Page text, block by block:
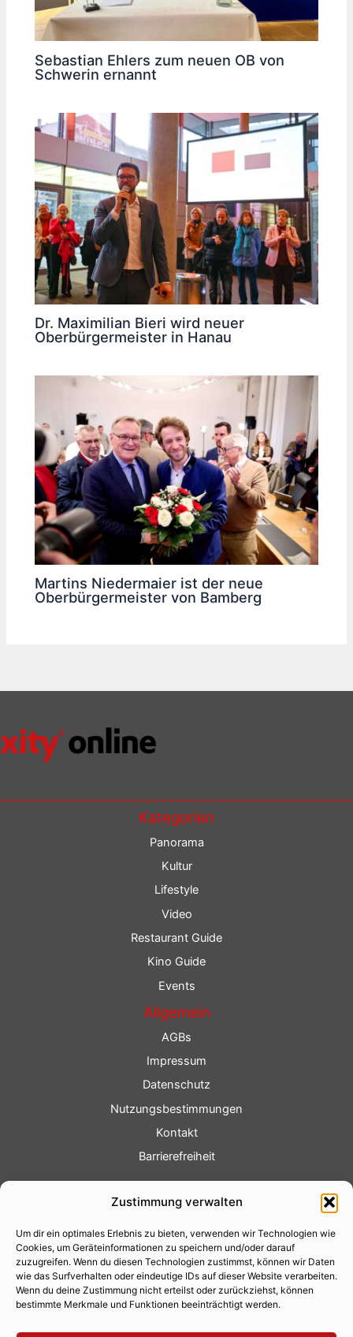
Zustimmung verwalten
Um dir ein optimales Erlebnis zu bieten, verwenden wir Technologien wie
Cookies, um Geräteinformationen zu speichern und/oder darauf
zuzugreifen. Wenn du diesen Technologien zustimmst, können wir Daten
wie das Surfverhalten oder eindeutige IDs auf dieser Website verarbeiten.
Wenn du deine Zustimmung nicht erteilst oder zurückziehst, können
bestimmte Merkmale und Funktionen beeinträchtigt werden.
Sebastian Ehlers zum neuen OB von
Schwerin ernannt
Dr. Maximilian Bieri wird neuer
Oberbürgermeister in Hanau
Martins Niedermaier ist der neue
Oberbürgermeister von Bamberg
Kategorien
Panorama
Kultur
Lifestyle
Video
Restaurant Guide
Kino Guide
Events
Allgemein
AGBs
Impressum
Datenschutz
Nutzungsbestimmungen
Kontakt
Barrierefreiheit
Fotoservice
Videoservice
Werbung
Contenterstellung
Lokalnachrichten